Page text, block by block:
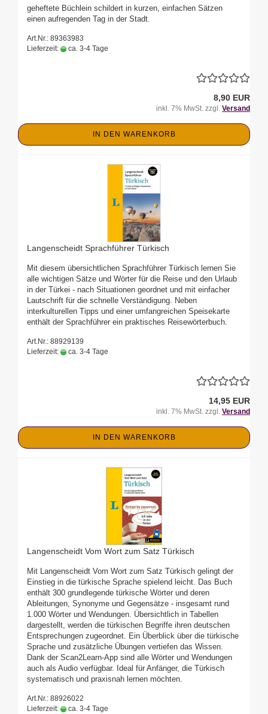
geheftete Büchlein schildert in kurzen, einfachen Sätzen
einen aufregenden Tag in der Stadt.
Art.Nr.: 89363983
Lieferzeit:
ca. 3-4 Tage
8,90 EUR
inkl. 7% MwSt. zzgl. Versand
IN DEN WARENKORB
Langenscheidt Sprachführer Türkisch
Mit diesem übersichtlichen Sprachführer Türkisch lernen Sie
alle wichtigen Sätze und Wörter für die Reise und den Urlaub
in der Türkei - nach Situationen geordnet und mit einfacher
Lautschrift für die schnelle Verständigung. Neben
interkulturellen Tipps und einer umfangreichen Speisekarte
enthält der Sprachführer ein praktisches Reisewörterbuch.
Art.Nr.: 88929139
Lieferzeit:
ca. 3-4 Tage
14,95 EUR
inkl. 7% MwSt. zzgl. Versand
IN DEN WARENKORB
Langenscheidt Vom Wort zum Satz Türkisch
Mit Langenscheidt Vom Wort zum Satz Türkisch gelingt der
Einstieg in die türkische Sprache spielend leicht. Das Buch
enthält 300 grundlegende türkische Wörter und deren
Ableitungen, Synonyme und Gegensätze - insgesamt rund
1.000 Wörter und Wendungen. Übersichtlich in Tabellen
dargestellt, werden die türkischen Begriffe ihren deutschen
Entsprechungen zugeordnet. Ein Überblick über die türkische
Sprache und zusätzliche Übungen vertiefen das Wissen.
Dank der Scan2Learn-App sind alle Wörter und Wendungen
auch als Audio verfügbar. Ideal für Anfänger, die Türkisch
systematisch und praxisnah lernen möchten.
Art.Nr.: 88926022
Lieferzeit:
ca. 3-4 Tage